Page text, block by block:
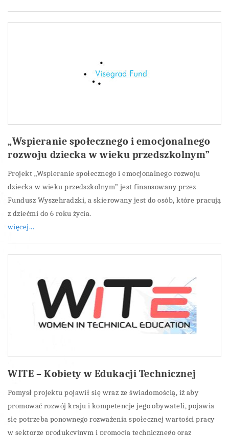
„Wspieranie społecznego i emocjonalnego
rozwoju dziecka w wieku przedszkolnym”
Projekt „Wspieranie społecznego i emocjonalnego rozwoju
dziecka w wieku przedszkolnym” jest finansowany przez
Fundusz Wyszehradzki, a skierowany jest do osób, które pracują
z dziećmi do 6 roku życia.
więcej...
WITE – Kobiety w Edukacji Technicznej
Pomysł projektu pojawił się wraz ze świadomością, iż aby
promować rozwój kraju i kompetencje jego obywateli, pojawia
się potrzeba ponownego rozważenia społecznej wartości pracy
w sektorze produkcyjnym i promocja technicznego oraz